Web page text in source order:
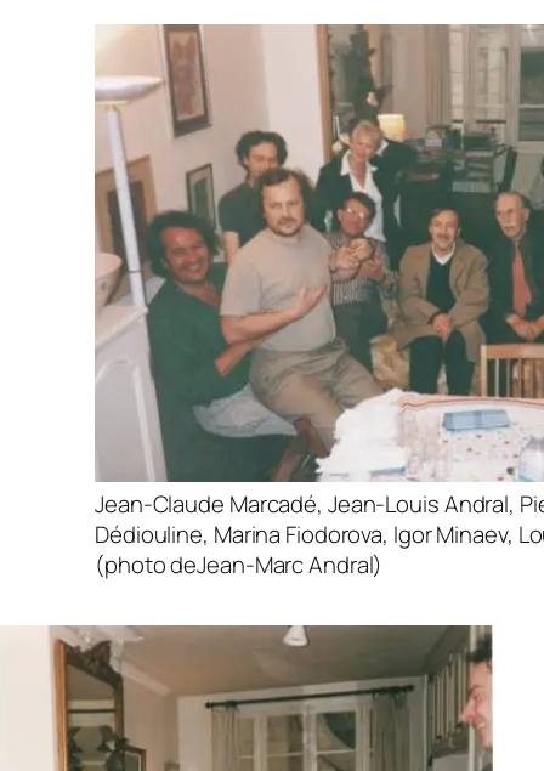
Jean-Claude Marcadé, Jean-Louis Andral,
Dédiouline, Marina Fiodorova, Igor Minaev,
(photo deJean-Marc Andral)